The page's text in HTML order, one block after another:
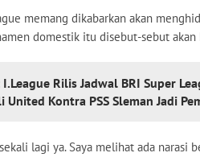
memang dikabarkan akan
domestik itu disebut-sebut
I.League Rilis Jadwal BRI Super
United Kontra PSS Sleman Jadi
lagi ya. Saya melihat ada narasi